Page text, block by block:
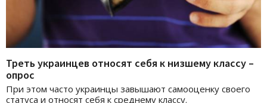
Треть украинцев относят себя к низшему классу –
опрос
При этом часто украинцы завышают самооценку своего
статуса и относят себя к среднему классу.